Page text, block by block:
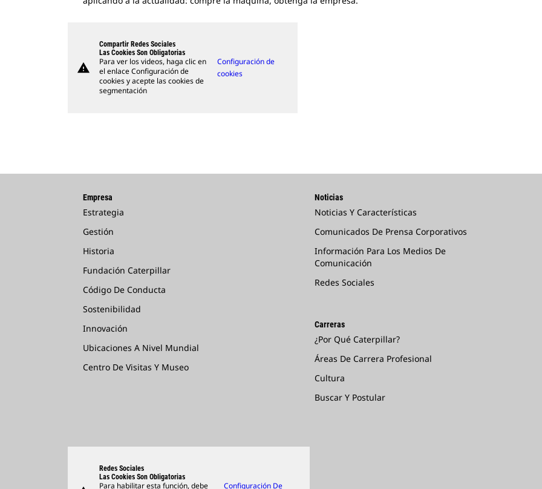
warning
Compartir Redes Sociales
Las Cookies Son Obligatorias
Para ver los videos, haga clic en
el enlace Configuración de
cookies y acepte las cookies de
segmentación
Configuración de
cookies
Empresa
Estrategia
Gestión
Historia
Fundación Caterpillar
Código De Conducta
Sostenibilidad
Innovación
Ubicaciones A Nivel Mundial
Centro De Visitas Y Museo
Noticias
Noticias Y Características
Comunicados De Prensa Corporativos
Información Para Los Medios De
Comunicación
Redes Sociales
Carreras
¿Por Qué Caterpillar?
Áreas De Carrera Profesional
Cultura
Buscar Y Postular
Redes Sociales
Las Cookies Son Obligatorias
Para habilitar esta función, debe Configuración De